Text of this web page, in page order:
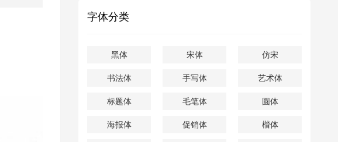
字体分类
黑体 宋体 仿宋
书法体 手写体 艺术体
标题体 毛笔体 圆体
海报体 促销体 楷体